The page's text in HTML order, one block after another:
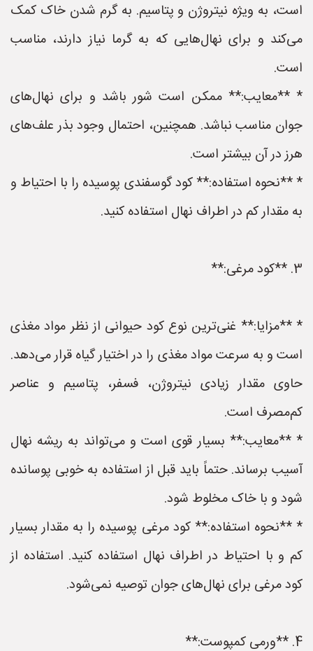
است، به ویژه نیتروژن و پتاسیم. به گرم شدن خاک کمک
می‌کند و برای نهال‌هایی که به گرما نیاز دارند، مناسب
است.
* **معایب:** ممکن است شور باشد و برای نهال‌های
جوان مناسب نباشد. همچنین، احتمال وجود بذر علف‌های
هرز در آن بیشتر است.
* **نحوه استفاده:** کود گوسفندی پوسیده را با احتیاط و
به مقدار کم در اطراف نهال استفاده کنید.
3. **کود مرغی:**
* **مزایا:** غنی‌ترین نوع کود حیوانی از نظر مواد مغذی
است و به سرعت مواد مغذی را در اختیار گیاه قرار می‌دهد.
حاوی مقدار زیادی نیتروژن، فسفر، پتاسیم و عناصر
کم‌مصرف است.
* **معایب:** بسیار قوی است و می‌تواند به ریشه نهال
آسیب برساند. حتماً باید قبل از استفاده به خوبی پوسانده
شود و با خاک مخلوط شود.
* **نحوه استفاده:** کود مرغی پوسیده را به مقدار بسیار
کم و با احتیاط در اطراف نهال استفاده کنید. استفاده از
کود مرغی برای نهال‌های جوان توصیه نمی‌شود.
4. **ورمی کمپوست:**